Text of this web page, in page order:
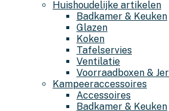
Huishoudelijke artikelen
Badkamer & Keuken
Glazen
Koken
Tafelservies
Ventilatie
Voorraadboxen &
Kampeeraccessoires
Accessoires
Badkamer & Keuken